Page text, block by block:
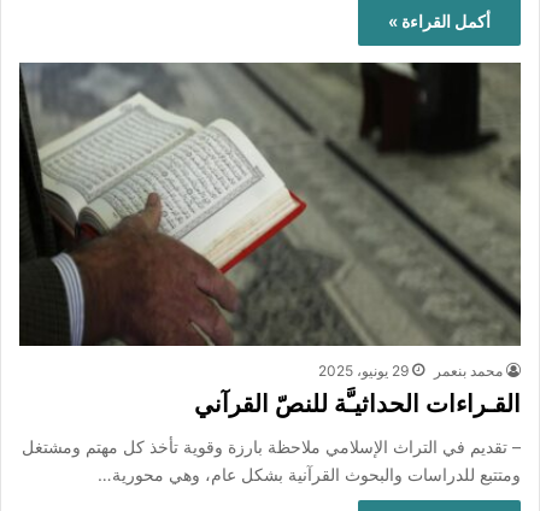
أكمل القراءة »
محمد بنعمر 29 يونيو، 2025
القـراءات الحداثيـَّة للنصّ القرآني
– تقديم في التراث الإسلامي ملاحظة بارزة وقوية تأخذ كل مهتم ومشتغل
ومتتبع للدراسات والبحوث القرآنية بشكل عام، وهي محورية…